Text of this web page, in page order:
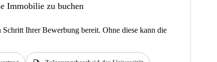
Immobilie zu buchen
Ihrer Bewerbung bereit. Ohne diese kann die